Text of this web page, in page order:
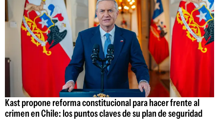
Kast propone reforma constitucional para hacer frente al
crimen en Chile: los puntos claves de su plan de seguridad